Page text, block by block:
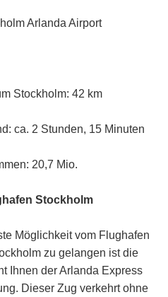
Arlanda Airport
Stockholm: 42 km
ca. 2 Stunden, 15 Minuten
20,7 Mio.
Stockholm
Möglichkeit vom Flughafen
zu gelangen ist die
Ihnen der Arlanda Express
Dieser Zug verkehrt ohne